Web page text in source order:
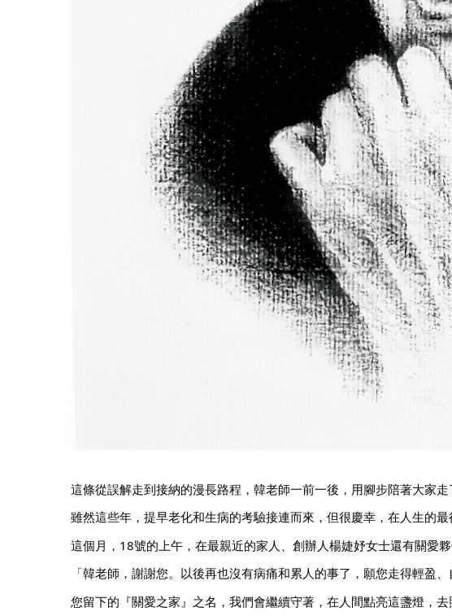
這條從誤解走到接納的漫長路程，韓老師一前一後，用腳步陪著大家走
雖然這些年，提早老化和生病的考驗接連而來，但很慶幸，在人生的最
這個月，18號的上午，在最親近的家人、創辦人楊婕妤女士還有關愛
「韓老師，謝謝您。以後再也沒有病痛和累人的事了，願您走得輕盈、
您留下的『關愛之家』之名，我們會繼續守著，在人間點亮這盞燈，去